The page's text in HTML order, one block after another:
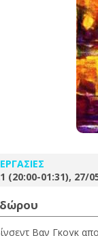
(20:00-01:31), 27/
Βαν Γκογκ